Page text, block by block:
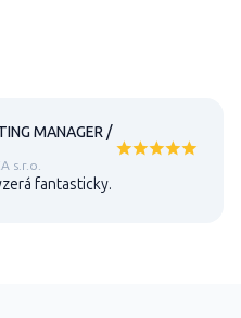
MANAGER /
s.r.o.
fantasticky.